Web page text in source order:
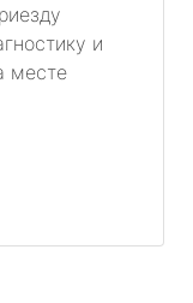
и
месте